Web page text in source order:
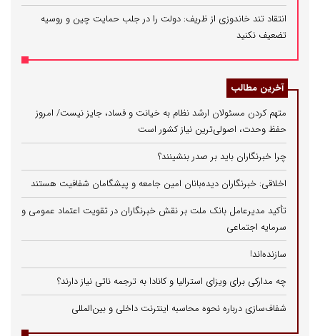
انتقاد تند خاندوزی از ظریف: دولت را در جلب حمایت چین و روسیه
تضعیف نکنید
آخرین مطالب
متهم کردن مسئولان ارشد نظام به خیانت و فساد، جایز نیست/ امروز
حفظ وحدت، اصولی‌ترین نیاز کشور است
چرا خبرنگاران باید بر صدر بنشینند؟
اخلاقی: خبرنگاران دیده‌بانان امین جامعه و پیشگامان شفافیت هستند
تأکید مدیرعامل بانک ملت بر نقش خبرنگاران در تقویت اعتماد عمومی و
سرمایه اجتماعی
سازنده‌اند!
چه مدارکی برای ویزای استرالیا و کانادا به ترجمه ناتی نیاز دارند؟
شفاف‌سازی درباره نحوه محاسبه اینترنت داخلی و بین‌المللی